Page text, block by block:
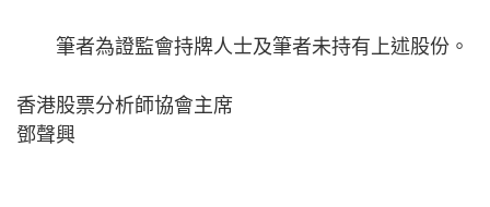
筆者為證監會持牌人士及筆者未持有上述股份。
香港股票分析師協會主席
鄧聲興